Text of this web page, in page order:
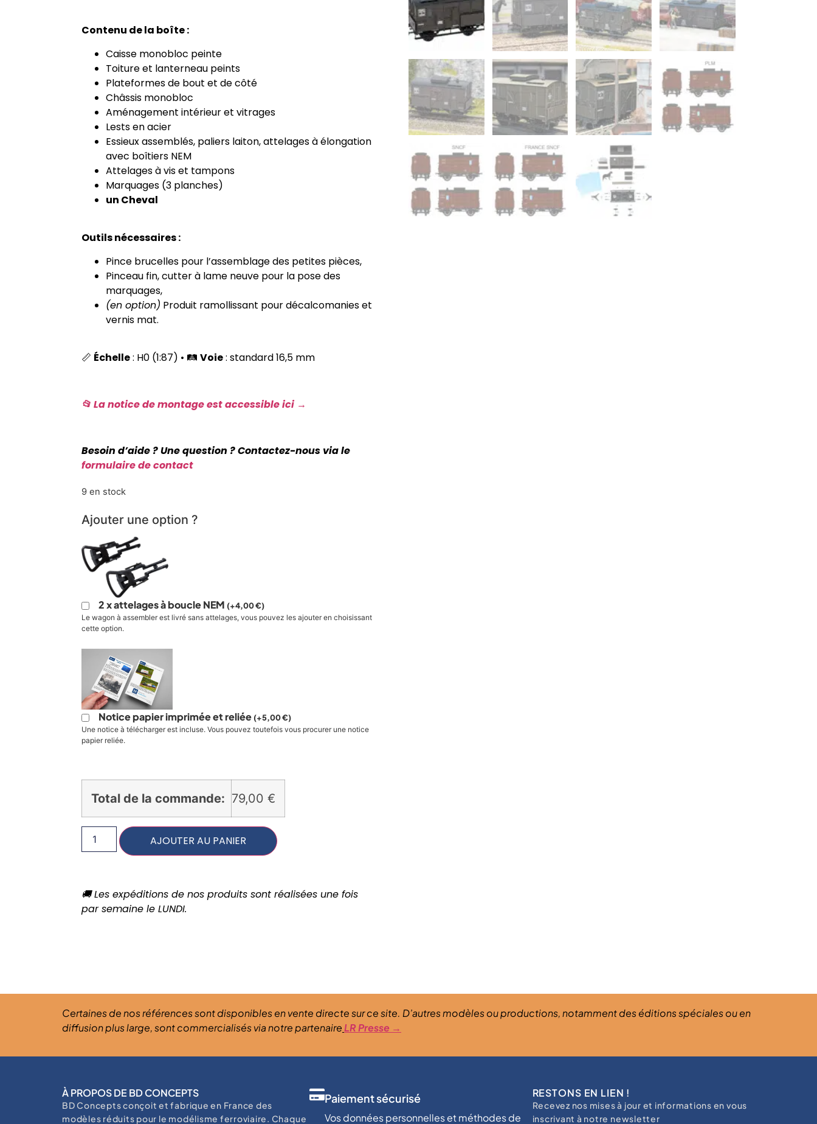
Contenu de la boîte :
Caisse monobloc peinte
Toiture et lanterneau peints
Plateformes de bout et de côté
Châssis monobloc
Aménagement intérieur et vitrages
Lests en acier
Essieux assemblés, paliers laiton, attelages à élongation
avec boîtiers NEM
Attelages à vis et tampons
Marquages (3 planches)
un Cheval
Outils nécessaires :
Pince brucelles pour l’assemblage des petites pièces,
Pinceau fin, cutter à lame neuve pour la pose des
marquages,
(en option) Produit ramollissant pour décalcomanies et
vernis mat.
📏 Échelle: H0 (1:87) • 🛤️Voie: standard 16,5 mm
📂 La notice de montage est accessible ici →
Besoin d’aide ? Une question ? Contactez-nous via le
formulaire de contact
9 en stock
Ajouter une option ?
2 x attelages à boucle NEM (+4,00€)
Le wagon à assembler est livré sans attelages, vous pouvez les ajouter en choisissant
cette option.
Notice papier imprimée et reliée (+5,00€)
Une notice à télécharger est incluse. Vous pouvez toutefois vous procurer une notice
papier reliée.
Total de la commande: 79,00€
AJOUTER AU PANIER
🚚 Les expéditions de nos produits sont réalisées une fois
par semaine le LUNDI.
Certaines de nos références sont disponibles en vente directe sur ce site. D’autres modèles ou productions, notamment des éditions spéciales ou en
diffusion plus large, sont commercialisés via notre partenaireLR Presse →
À PROPOS DE BD CONCEPTS
BD Concepts conçoit et fabrique en France des
modèles réduits pour le modélisme ferroviaire. Chaque
Paiement sécurisé
Vos données personnelles et méthodes de
RESTONS EN LIEN !
Recevez nos mises à jour et informations en vous
inscrivant à notre newsletter